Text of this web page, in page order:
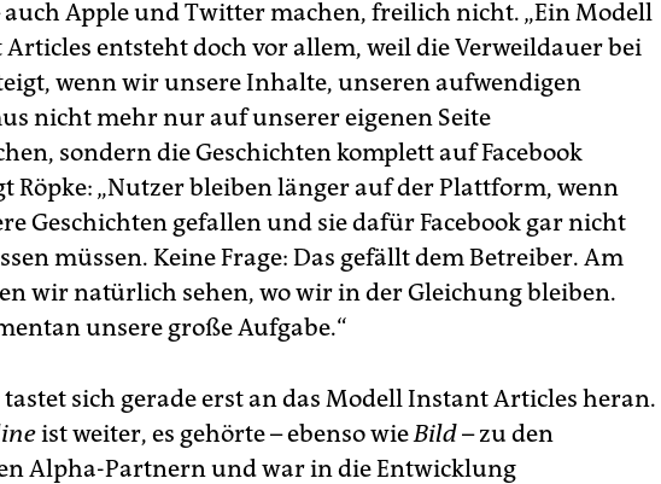
auch Apple und Twitter machen, freilich nicht. „Ein Modell
entsteht doch vor allem, weil die Verweildauer bei
wenn wir unsere Inhalte, unseren aufwendigen
nicht mehr nur auf unserer eigenen Seite
sondern die Geschichten komplett auf Facebook
Röpke: „Nutzer bleiben länger auf der Plattform, wenn
Geschichten gefallen und sie dafür Facebook gar nicht
müssen. Keine Frage: Das gefällt dem Betreiber. Am
wir natürlich sehen, wo wir in der Gleichung bleiben.
unsere große Aufgabe.“
tastet sich gerade erst an das Modell Instant Articles heran.
ist weiter, es gehörte – ebenso wieBild– zu den
Alpha-Partnern und war in die Entwicklung